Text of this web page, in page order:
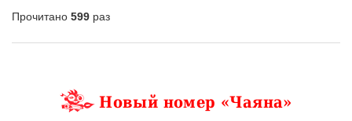
Прочитано 599 раз
Новый номер «Чаяна»